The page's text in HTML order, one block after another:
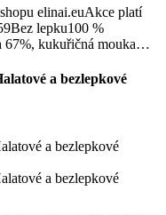
elinai.euAkce platí
lepku100 %
67%, kukuřičná mouka…
a bezlepkové